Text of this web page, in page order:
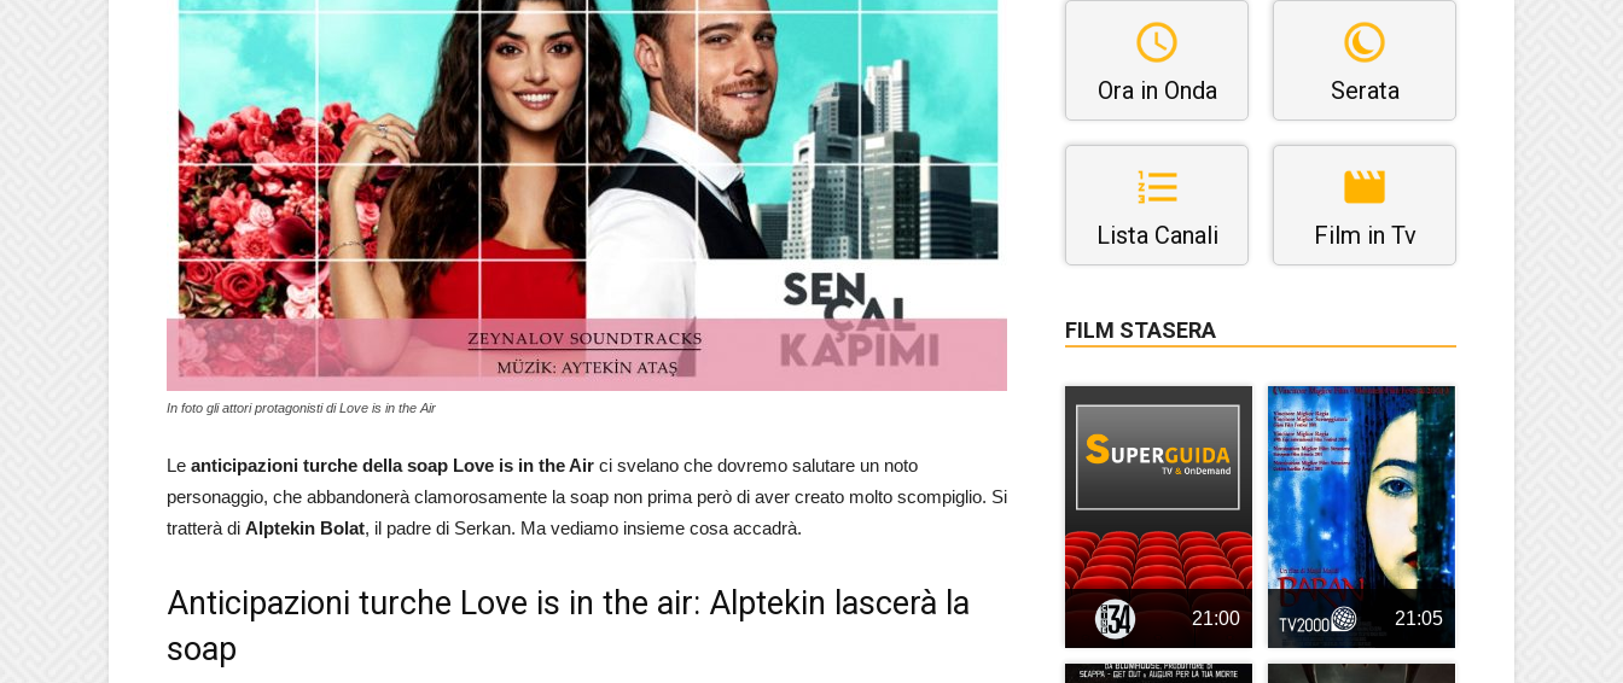
In foto gli attori protagonisti di Love is in the Air
Le anticipazioni turche della soap Love is in the Air ci svelano che dovremo salutare un noto
personaggio, che abbandonerà clamorosamente la soap non prima però di aver creato molto scompiglio. Si
tratterà di Alptekin Bolat, il padre di Serkan. Ma vediamo insieme cosa accadrà.
Anticipazioni turche Love is in the air: Alptekin lascerà la
soap
Ora in Onda Serata
Lista Canali Film in Tv
FILM STASERA
21:00 21:05